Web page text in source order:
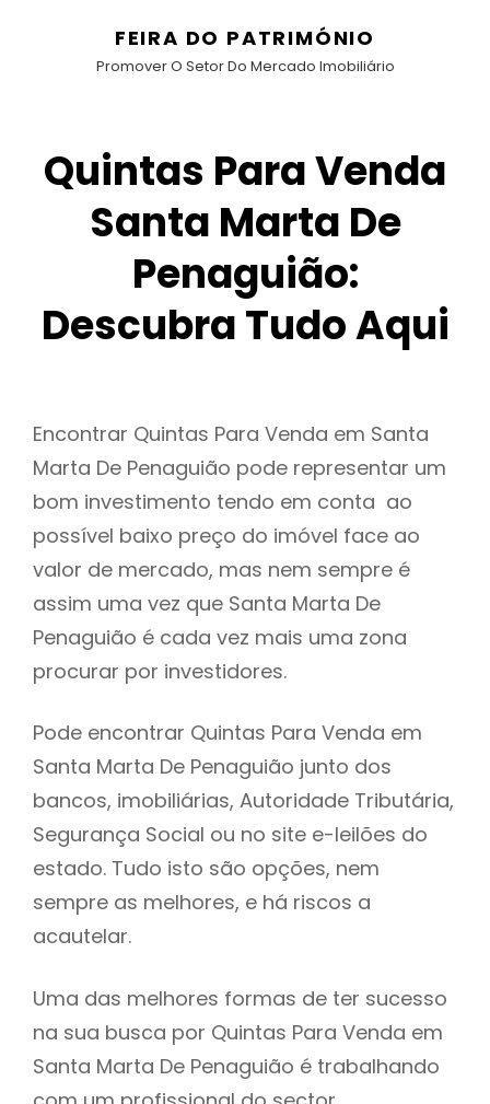
FEIRA DO PATRIMÓNIO
Promover O Setor Do Mercado Imobiliário
Quintas Para Venda
Santa Marta De
Penaguião:
Descubra Tudo Aqui
Encontrar Quintas Para Venda em Santa
Marta De Penaguião pode representar um
bom investimento tendo em conta ao
possível baixo preço do imóvel face ao
valor de mercado, mas nem sempre é
assim uma vez que Santa Marta De
Penaguião é cada vez mais uma zona
procurar por investidores.
Pode encontrar Quintas Para Venda em
Santa Marta De Penaguião junto dos
bancos, imobiliárias, Autoridade Tributária,
Segurança Social ou no site e-leilões do
estado. Tudo isto são opções, nem
sempre as melhores, e há riscos a
acautelar.
Uma das melhores formas de ter sucesso
na sua busca por Quintas Para Venda em
Santa Marta De Penaguião é trabalhando